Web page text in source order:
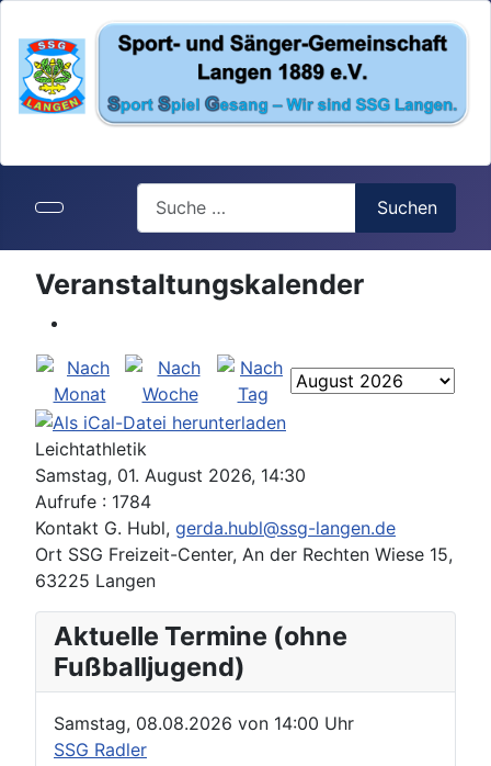
Search
Suchen
Veranstaltungskalender
Leichtathletik
Samstag, 01. August 2026, 14:30
Aufrufe : 1784
Kontakt G. Hubl, gerda.hubl@ssg-langen.de
Ort SSG Freizeit-Center, An der Rechten Wiese 15,
63225 Langen
Aktuelle Termine (ohne
Fußballjugend)
Samstag, 08.08.2026 von 14:00 Uhr
SSG Radler